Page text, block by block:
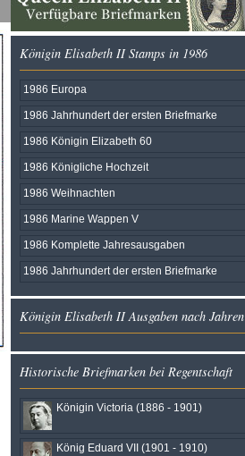
Königin Elisabeth II Stamps in 1986
1986 Europa
1986 Jahrhundert der ersten Briefmarke
1986 Königin Elizabeth 60
1986 Königliche Hochzeit
1986 Weihnachten
1986 Marine Wappen V
1986 Komplette Jahresausgaben
1986 Jahrhundert der ersten Briefmarke
Königin Elisabeth II Ausgaben nach Jahren
Historische Briefmarken bei Regentschaft
Königin Victoria (1886 - 1901)
König Eduard VII (1901 - 1910)